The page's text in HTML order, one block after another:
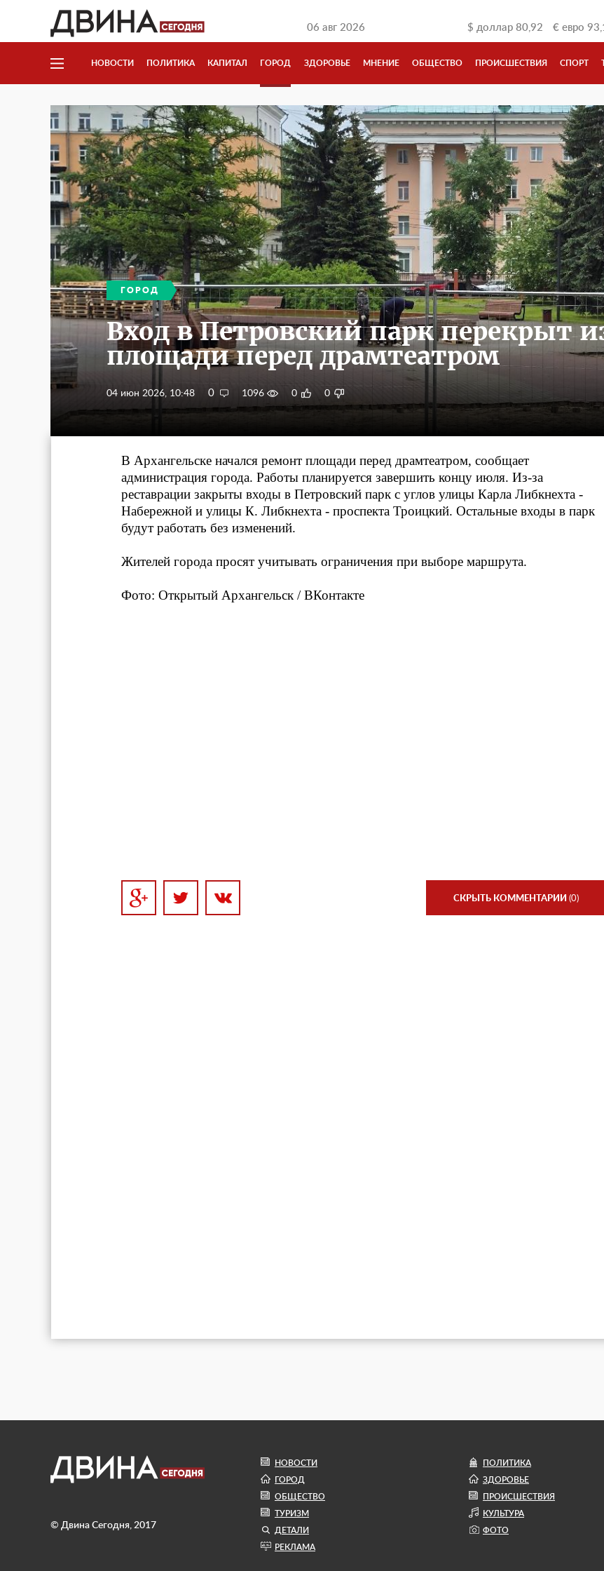
06 авг 2026 $ доллар 80,92 € евро
НОВОСТИ ПОЛИТИКА КАПИТАЛ ГОРОД ЗДОРОВЬЕ МНЕНИЕ ОБЩЕСТВО ПРОИСШЕСТВИЯ СПОРТ
ГОРОД
Вход в Петровский парк перекрыт
площади перед драмтеатром
04 июн 2026, 10:48 0 1096 0 0
В Архангельске начался ремонт площади перед драмтеатром, сообщает
администрация города. Работы планируется завершить концу июля. Из-за
реставрации закрыты входы в Петровский парк с углов улицы Карла Либкнехта -
Набережной и улицы К. Либкнехта - проспекта Троицкий. Остальные входы в парк
будут работать без изменений.
Жителей города просят учитывать ограничения при выборе маршрута.
Фото: Открытый Архангельск / ВКонтакте
СКРЫТЬ КОММЕНТАРИИ (0)
© Двина Сегодня, 2017
НОВОСТИ ПОЛИТИКА
ГОРОД
ЗДОРОВЬЕ
ОБЩЕСТВО
ПРОИСШЕСТВИЯ
ТУРИЗМ
КУЛЬТУРА
ДЕТАЛИ
ФОТО
РЕКЛАМА